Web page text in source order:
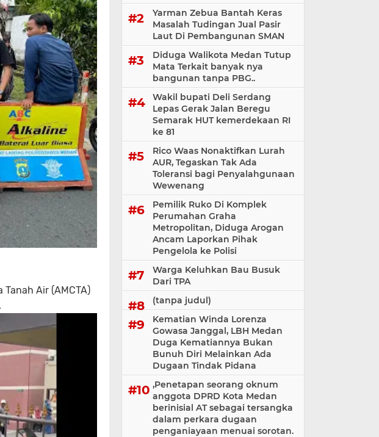
Air (AMCTA)
Yarman Zebua Bantah Keras
Masalah Tudingan Jual Pasir
Laut Di Pembangunan SMAN
Diduga Walikota Medan Tutup
Mata Terkait banyak nya
bangunan tanpa PBG..
Wakil bupati Deli Serdang
Lepas Gerak Jalan Beregu
Semarak HUT kemerdekaan RI
ke 81
Rico Waas Nonaktifkan Lurah
AUR, Tegaskan Tak Ada
Toleransi bagi Penyalahgunaan
Wewenang
Pemilik Ruko Di Komplek
Perumahan Graha
Metropolitan, Diduga Arogan
Ancam Laporkan Pihak
Pengelola ke Polisi
Warga Keluhkan Bau Busuk
Dari TPA
(tanpa judul)
Kematian Winda Lorenza
Gowasa Janggal, LBH Medan
Duga Kematiannya Bukan
Bunuh Diri Melainkan Ada
Dugaan Tindak Pidana
,Penetapan seorang oknum
anggota DPRD Kota Medan
berinisial AT sebagai tersangka
dalam perkara dugaan
penganiayaan menuai sorotan.